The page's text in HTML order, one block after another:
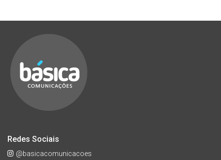
Redes Sociais
@basicacomunicacoes